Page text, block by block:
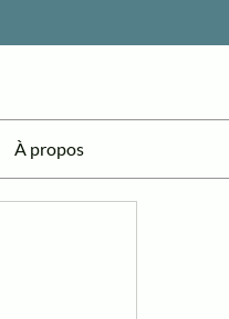
À propos